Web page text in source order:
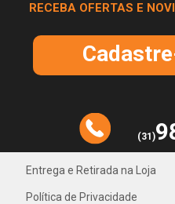
RECEBA OFERTAS E
(31)
Entrega e Retirada na Loja
Política de Privacidade